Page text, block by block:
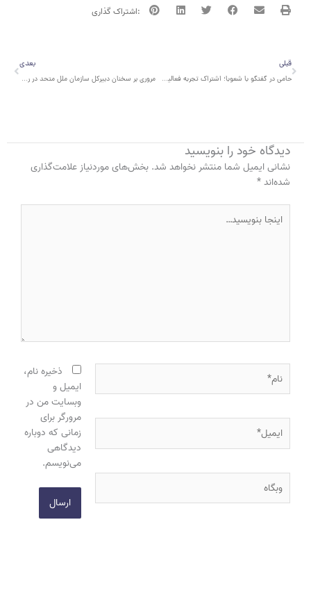
قبلی
قبلی
حامی در گفتگو با شعوبا؛ اشتراک تجربه فعالیت مدنی در افغانستان
بعدی
مروری بر سخنان دبیرکل سازمان ملل متحد در روز جهانی منع خشونت علیه زنان
دیدگاه‌ خود را بنویسید
نشانی ایمیل شما منتشر نخواهد شد. بخش‌های موردنیاز علامت‌گذاری
شده‌اند*
بنویسید…
وبگاه
ذخیره نام،
ایمیل و
وبسایت من در
مرورگر برای
زمانی که دوباره
دیدگاهی
می‌نویسم.